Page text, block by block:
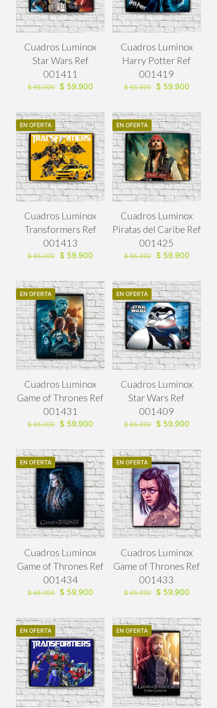
Cuadros Luminox
Star Wars Ref
001411
$65.000
El
era:
$ 65.000.
$ 59.900
es:
$ 59.900.
Cuadros Luminox
Harry Potter Ref
001419
$65.000
El
era:
$ 65.000.
$59.900El
es:
$
EN OFERTA
Cuadros Luminox
Transformers Ref
001413
$65.000
El
era:
$ 65.000.
$ 59.900
es:
$ 59.900.
EN OFERTA
Cuadros Luminox
Piratas del Caribe Ref
001425
$65.000
El
era:
$ 65.000.
$59.900El
es:
$
EN OFERTA
Cuadros Luminox
Game of Thrones Ref
001431
$65.000
El
era:
$ 65.000.
$ 59.900
es:
$ 59.900.
EN OFERTA
Cuadros Luminox
Star Wars Ref
001409
$65.000
El
era:
$ 65.000.
$59.900El
es:
$
EN OFERTA
Cuadros Luminox
Game of Thrones Ref
001434
$65.000
El
era:
$ 65.000.
$ 59.900
es:
$ 59.900.
EN OFERTA
Cuadros Luminox
Game of Thrones Ref
001433
$65.000
El
era:
$ 65.000.
$59.900El
es:
$
EN OFERTA EN OFERTA